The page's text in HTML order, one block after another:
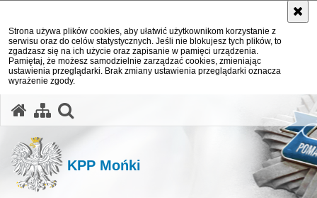
Strona używa plików cookies, aby ułatwić użytkownikom korzystanie z
serwisu oraz do celów statystycznych. Jeśli nie blokujesz tych plików, to
zgadzasz się na ich użycie oraz zapisanie w pamięci urządzenia.
Pamiętaj, że możesz samodzielnie zarządzać cookies, zmieniając
ustawienia przeglądarki. Brak zmiany ustawienia przeglądarki oznacza
wyrażenie zgody.
KPP Mońki